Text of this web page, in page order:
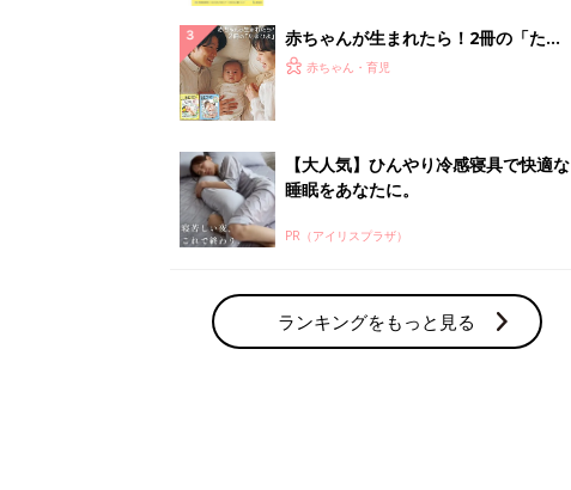
解決テク
赤ちゃんが生まれたら！2冊の「たま
ひよ」
赤ちゃん・育児
【大人気】ひんやり冷感寝具で快適な
睡眠をあなたに。
PR（アイリスプラザ）
ランキングをもっと見る